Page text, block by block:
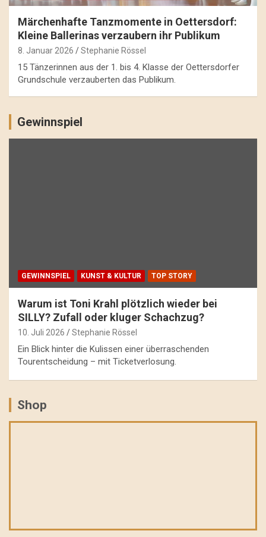
Märchenhafte Tanzmomente in Oettersdorf:
Kleine Ballerinas verzaubern ihr Publikum
8. Januar 2026 Stephanie Rössel
15 Tänzerinnen aus der 1. bis 4. Klasse der Oettersdorfer
Grundschule verzauberten das Publikum.
Gewinnspiel
GEWINNSPIEL KUNST & KULTUR TOP STORY
Warum ist Toni Krahl plötzlich wieder bei
SILLY? Zufall oder kluger Schachzug?
10. Juli 2026 Stephanie Rössel
Ein Blick hinter die Kulissen einer überraschenden
Tourentscheidung – mit Ticketverlosung.
Shop